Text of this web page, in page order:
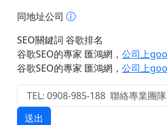
同地址公司
SEO關鍵詞 谷歌排名
谷歌SEO的專家 匯鴻網 ， 公司上
谷歌SEO的專家 匯鴻網 ， 公司上
送出